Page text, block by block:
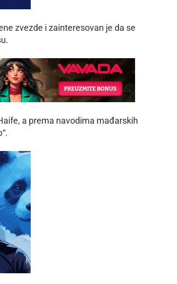
zvezde i zainteresovan je da se
a prema navodima mađarskih